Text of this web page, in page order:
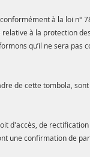
à la loi n°
à la protection
qu’il ne sera pas
de cette tombola,
d'accès, de
une confirmation de